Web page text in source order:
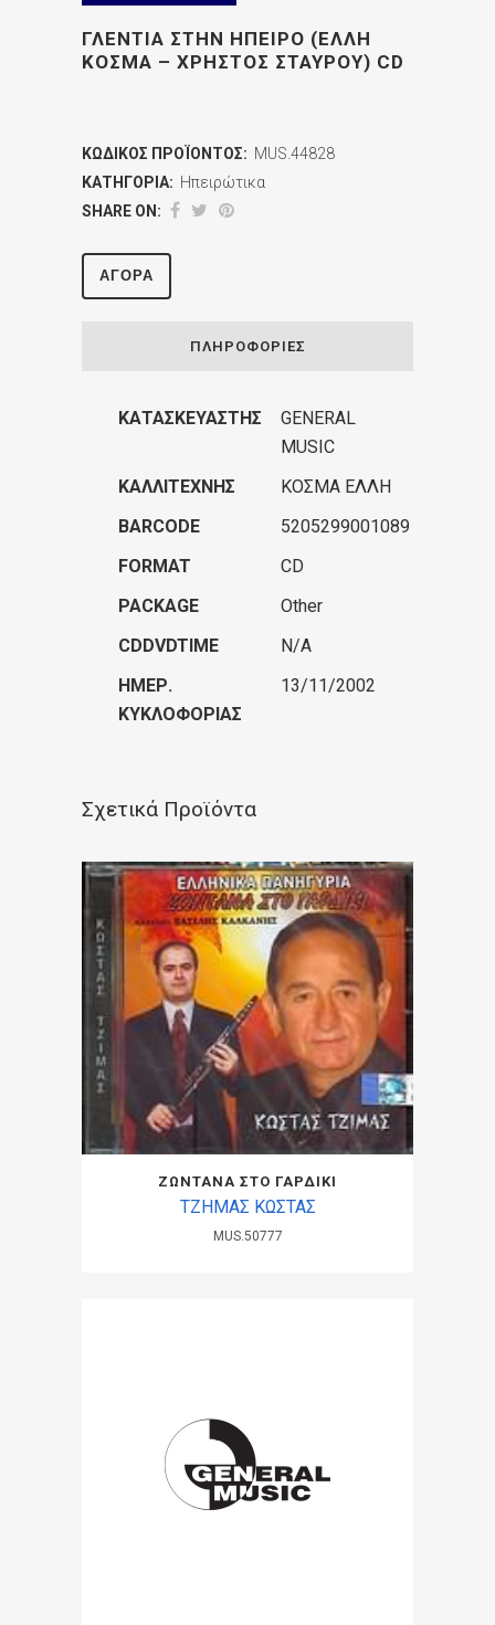
ΓΛΕΝΤΙΑ ΣΤΗΝ ΗΠΕΙΡΟ (ΕΛΛΗ
ΚΟΣΜΑ – ΧΡΗΣΤΟΣ ΣΤΑΥΡΟΥ) CD
ΚΩΔΙΚΌΣ ΠΡΟΪΌΝΤΟΣ: MUS.44828
ΚΑΤΗΓΟΡΊΑ: Ηπειρώτικα
SHARE ON:
ΑΓΟΡΆ
ΠΛΗΡΟΦΟΡΊΕΣ
ΚΑΤΑΣΚΕΥΑΣΤΉΣ
GENERAL
MUSIC
ΚΑΛΛΙΤΈΧΝΗΣ
ΚΟΣΜΑ ΕΛΛΗ
BARCODE
5205299001089
FORMAT
CD
PACKAGE
Other
CDDVDTIME
N/A
ΗΜΕΡ.
ΚΥΚΛΟΦΟΡΊΑΣ
13/11/2002
Σχετικά Προϊόντα
ΖΩΝΤΑΝΑ ΣΤΟ ΓΑΡΔΙΚΙ
ΤΖΗΜΑΣ ΚΩΣΤΑΣ
MUS.50777